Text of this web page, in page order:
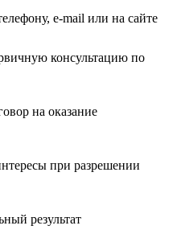
e-mail или на сайте
консультацию по
на оказание
при разрешении
результат